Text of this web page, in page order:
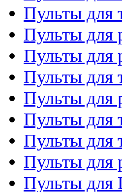
Пульты для
Пульты для
Пульты для
Пульты для
Пульты для
Пульты для
Пульты для
Пульты для
Пульты для